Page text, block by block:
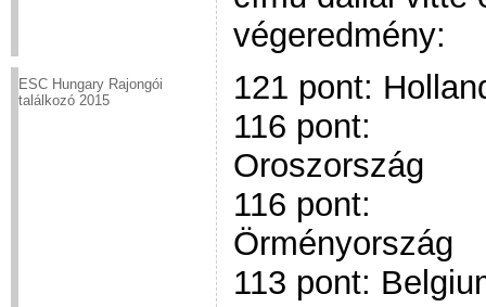
ESC Hungary Rajongói
találkozó 2015
végeredmény:
121 pont:
116 pont:
Oroszország
116 pont:
Örményország
113 pont: